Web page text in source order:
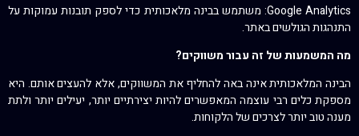
Google Analytics: משתמש בבינה מלאכותית כדי לספק תובנות עמוקות על
התנהגות הגולשים באתר.
מה המשמעות של זה עבור משווקים?
הבינה המלאכותית אינה באה להחליף את המשווקים, אלא להעצים אותם. היא
מספקת כלים רבי עוצמה המאפשרים להיות יצירתיים יותר, יעילים יותר ולתת
מענה טוב יותר לצרכים של הלקוחות.